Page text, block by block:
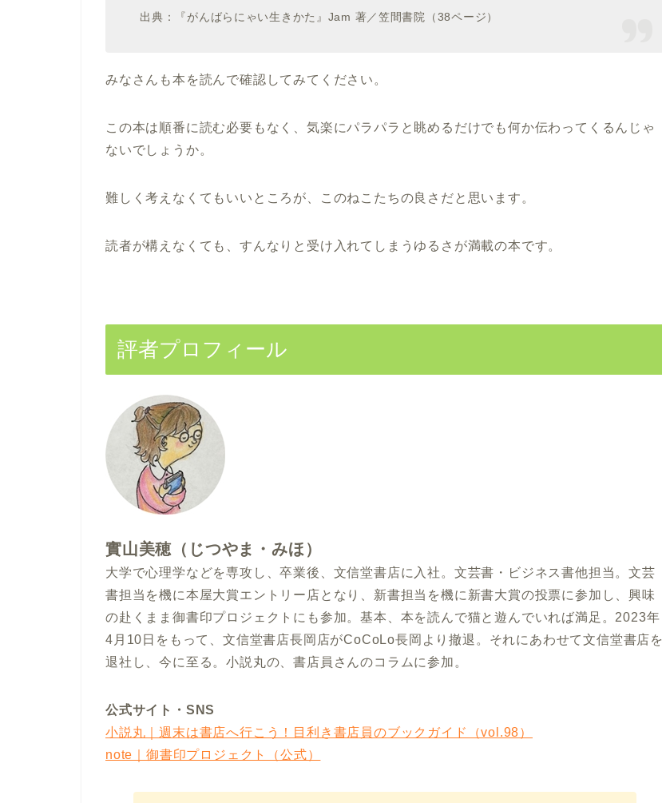
出典：『がんばらにゃい生きかた』Jam 著／笠間書院（38ページ）
みなさんも本を読んで確認してみてください。
この本は順番に読む必要もなく、気楽にパラパラと眺めるだけでも何か伝わってくるんじゃ
ないでしょうか。
難しく考えなくてもいいところが、このねこたちの良さだと思います。
読者が構えなくても、すんなりと受け入れてしまうゆるさが満載の本です。
評者プロフィール
實山美穂（じつやま・みほ）
大学で心理学などを専攻し、卒業後、文信堂書店に入社。文芸書・ビジネス書他担当。文芸
書担当を機に本屋大賞エントリー店となり、新書担当を機に新書大賞の投票に参加し、興味
の赴くまま御書印プロジェクトにも参加。基本、本を読んで猫と遊んでいれば満足。2023年
4月10日をもって、文信堂書店長岡店がCoCoLo長岡より撤退。それにあわせて文信堂書店を
退社し、今に至る。小説丸の、書店員さんのコラムに参加。
公式サイト・SNS
小説丸｜週末は書店へ行こう！目利き書店員のブックガイド（vol.98）
note｜御書印プロジェクト（公式）